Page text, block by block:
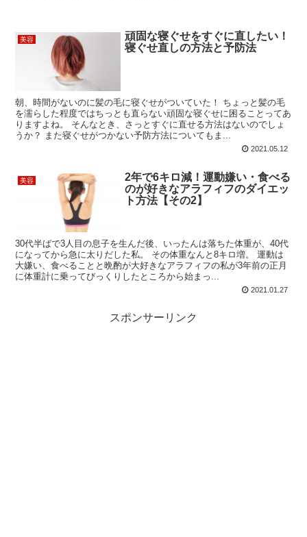
美容
頑固な寝ぐせをすぐに直したい！
寝ぐせ直しの方法と予防法
朝、時間がないのに髪の毛に寝ぐせがついていた！ ちょっと髪の毛
を濡らした程度ではちっとも直らない頑固な寝ぐせに困ることってあ
りますよね。 そんなとき、さっとすぐに直せる方法はないのでしょ
うか？ また寝ぐせがつかない予防方法についてもま...
2021.05.12
美容
2年で6キロ減！運動嫌い・食べる
のが好きなアラフィフのダイエッ
ト方法【その2】
30代半ばで3人目の息子を生んだ後、いったんは落ちた体重が、40代
になってから急に太りだした私。 その体重なんと8キロ増。 運動は
大嫌い、食べることと晩酌が大好きなアラフィフの私が3年前の正月
に体重計に乗ってびっくりしたところから始まっ...
2021.01.27
スポンサーリンク